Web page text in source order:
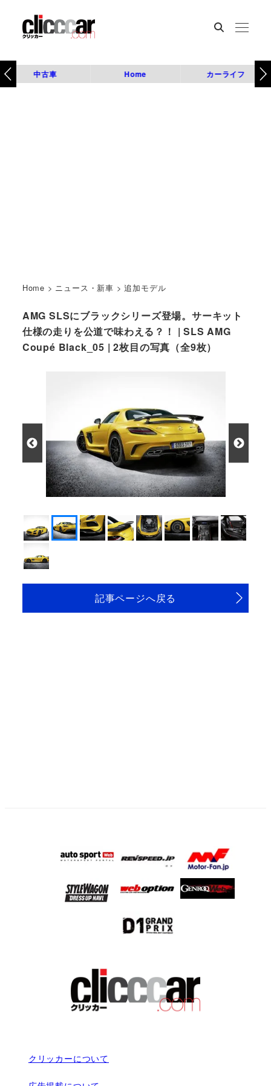
中古車 Home カーライフ
Home > ニュース・新車 >追加モデル
AMG SLSにブラックシリーズ登場。サーキット
仕様の走りを公道で味わえる？！ | SLS AMG
Coupé Black_05 | 2枚目の写真（全9枚）
記事ページへ戻る
クリッカーについて